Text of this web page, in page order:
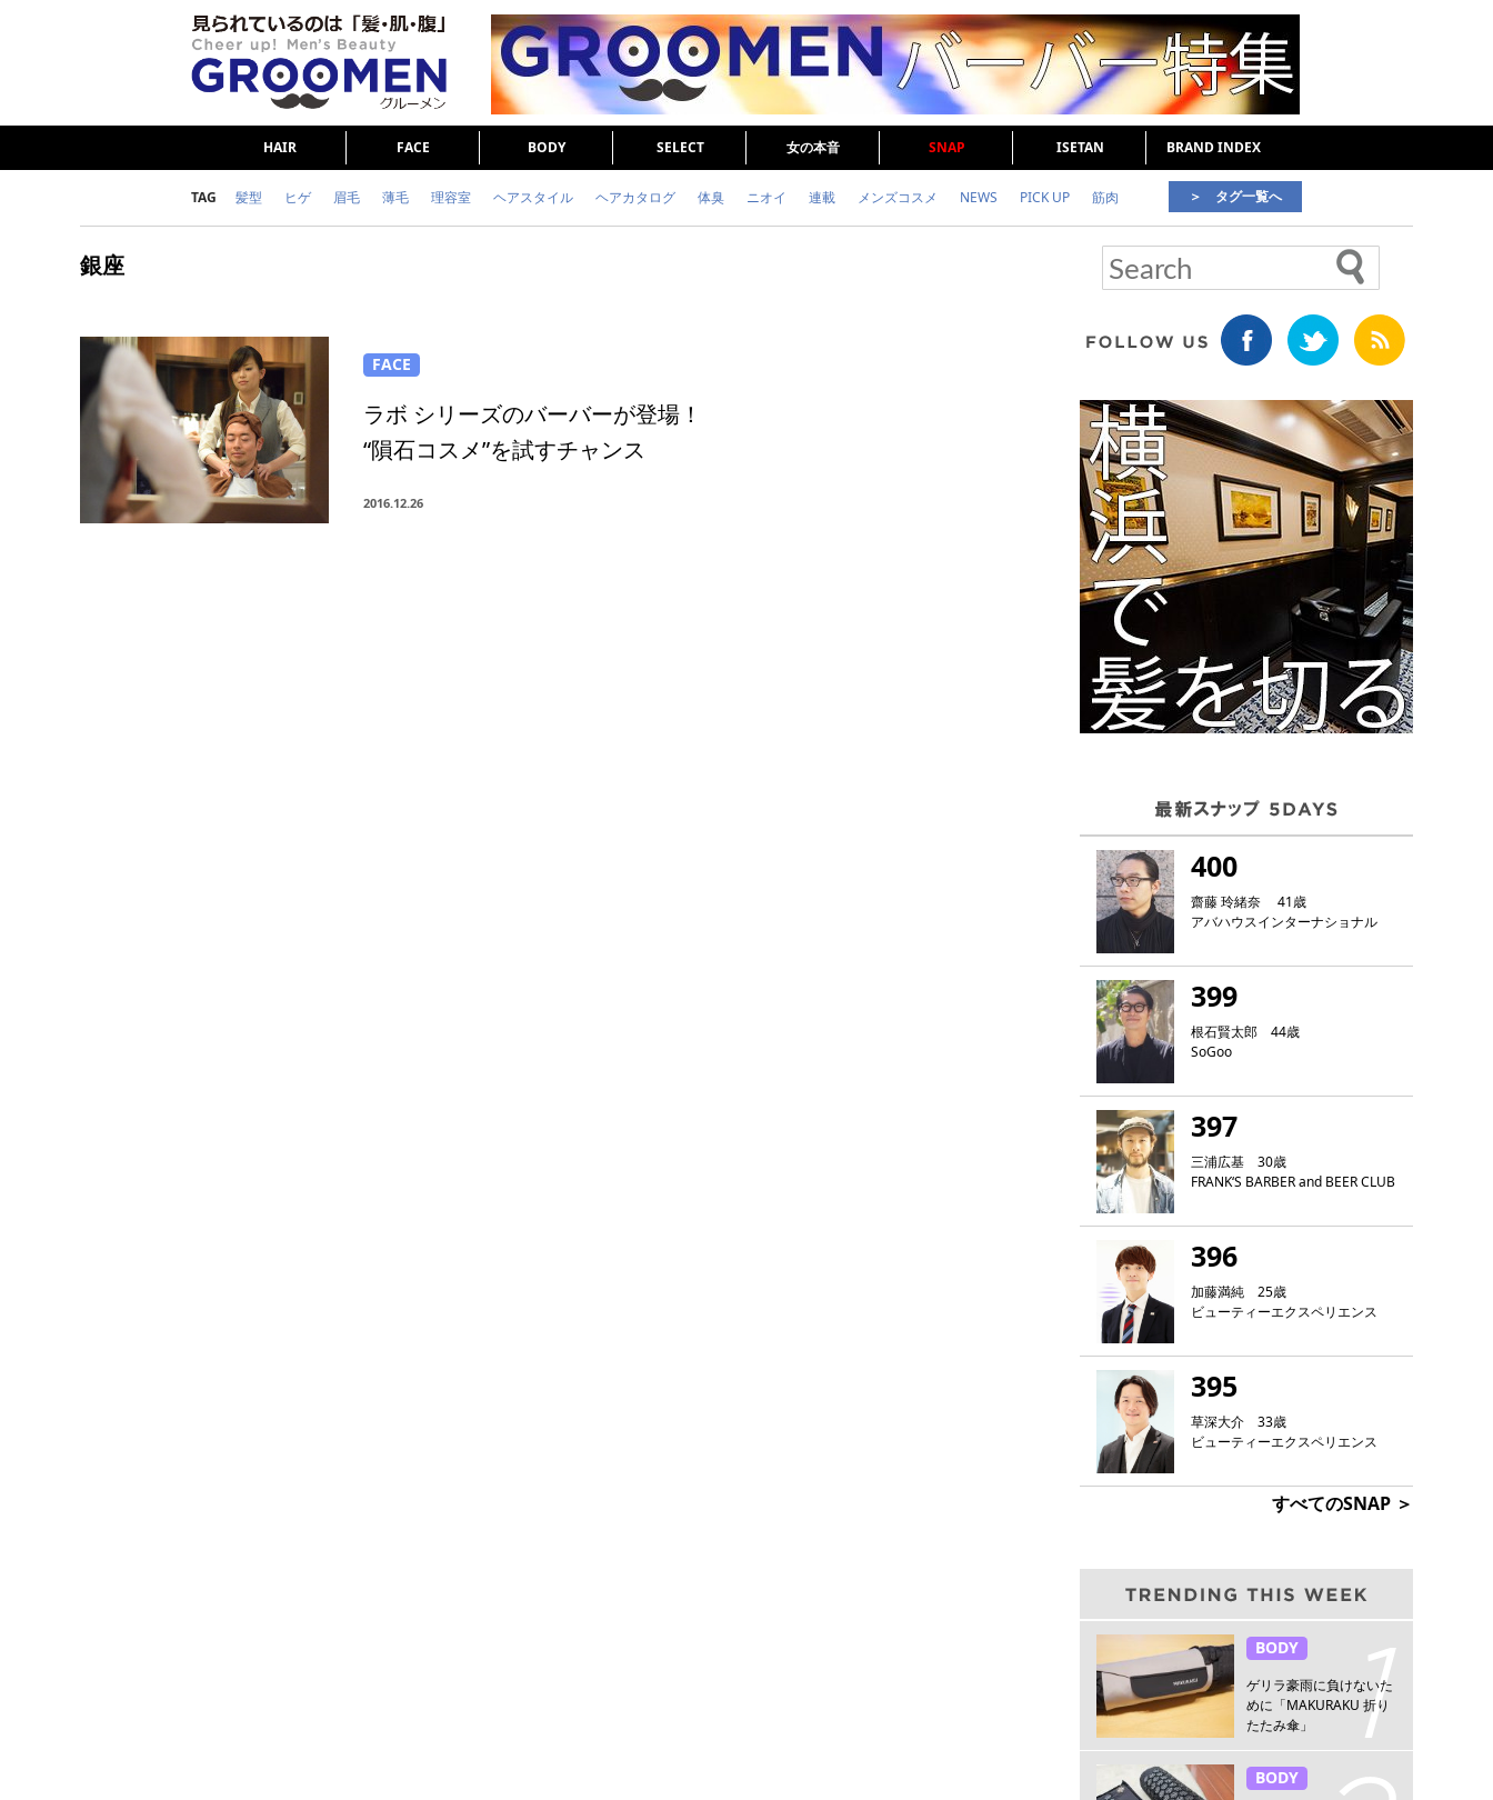
HAIR FACE BODY SELECT 女の本音 SNAP ISETAN BRAND INDEX
TAG 髪型 ヒゲ 眉毛 薄毛 理容室 ヘアスタイル ヘアカタログ 体臭 ニオイ 連載 メンズコスメ NEWS PICK UP 筋肉
頭皮ケア
＞ タグ一覧へ
銀座
FACE
ラボ シリーズのバーバーが登場！
“隕石コスメ”を試すチャンス
2016.12.26
400
齋藤 玲緒奈 41歳
アバハウスインターナショナル
399
根石賢太郎 44歳
SoGoo
397
三浦広基 30歳
FRANK‘S BARBER and BEER CLUB
396
加藤満純 25歳
ビューティーエクスペリエンス
395
草深大介 33歳
ビューティーエクスペリエンス
すべてのSNAP ＞
BODY
ゲリラ豪雨に負けないた
めに「MAKURAKU 折り
たたみ傘」
BODY